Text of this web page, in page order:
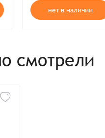
нет в наличии
смотрели